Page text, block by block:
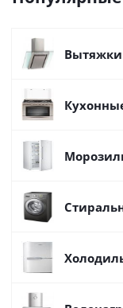
Вытяжки